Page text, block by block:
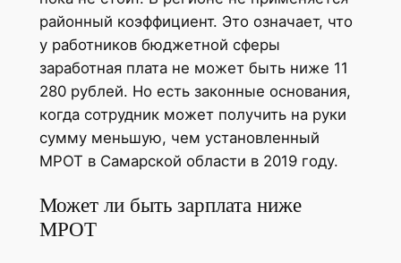
районный коэффициент. Это означает, что
у работников бюджетной сферы
заработная плата не может быть ниже 11
280 рублей. Но есть законные основания,
когда сотрудник может получить на руки
сумму меньшую, чем установленный
МРОТ в Самарской области в 2019 году.
Может ли быть зарплата ниже
МРОТ